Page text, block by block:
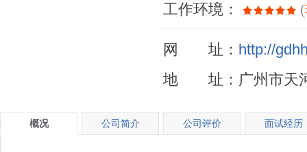
工作环境：
(
网 址： http://
地 址：广州市天河
概况 公司简介 公司评价 面试经历